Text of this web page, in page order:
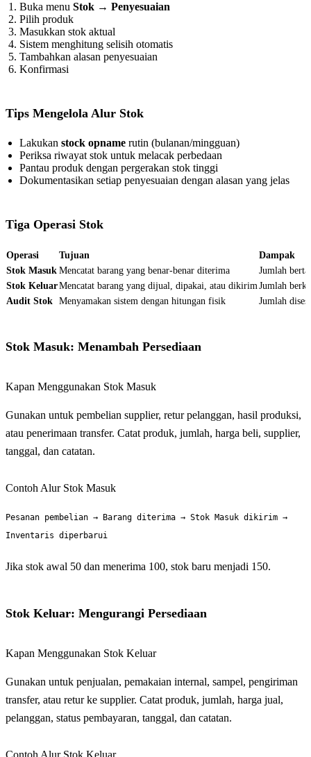
Buka menu Stok → Penyesuaian
Pilih produk
Masukkan stok aktual
Sistem menghitung selisih otomatis
Tambahkan alasan penyesuaian
Konfirmasi
Tips Mengelola Alur Stok
Lakukan stock opname rutin (bulanan/mingguan)
Periksa riwayat stok untuk melacak perbedaan
Pantau produk dengan pergerakan stok tinggi
Dokumentasikan setiap penyesuaian dengan alasan yang jelas
Tiga Operasi Stok
Operasi Tujuan
Dampak
Stok Masuk Mencatat barang yang benar-benar diterima
Jumlah
Stok KeluarMencatat barang yang dijual, dipakai, atau dikirimJumlah
Audit Stok Menyamakan sistem dengan hitungan fisik Jumlah
Stok Masuk: Menambah Persediaan
Kapan Menggunakan Stok Masuk
Gunakan untuk pembelian supplier, retur pelanggan, hasil produksi,
atau penerimaan transfer. Catat produk, jumlah, harga beli, supplier,
tanggal, dan catatan.
Contoh Alur Stok Masuk
Pesanan pembelian → Barang diterima → Stok Masuk dikirim →
Inventaris diperbarui
Jika stok awal 50 dan menerima 100, stok baru menjadi 150.
Stok Keluar: Mengurangi Persediaan
Kapan Menggunakan Stok Keluar
Gunakan untuk penjualan, pemakaian internal, sampel, pengiriman
transfer, atau retur ke supplier. Catat produk, jumlah, harga jual,
pelanggan, status pembayaran, tanggal, dan catatan.
Contoh Alur Stok Keluar